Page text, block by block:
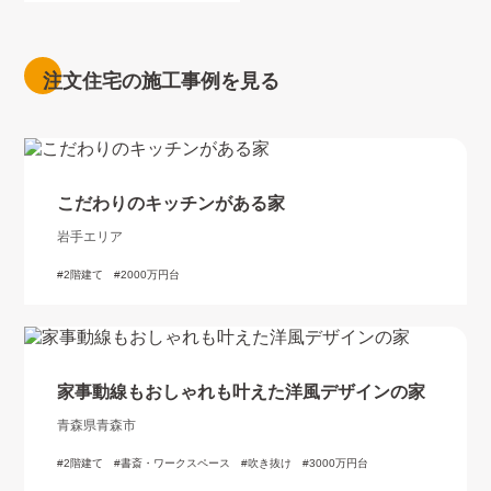
注文住宅の施工事例を見る
こだわりのキッチンがある家
岩手エリア
2階建て 2000万円台
家事動線もおしゃれも叶えた洋風デザインの家
青森県青森市
2階建て 書斎・ワークスペース 吹き抜け 3000万円台